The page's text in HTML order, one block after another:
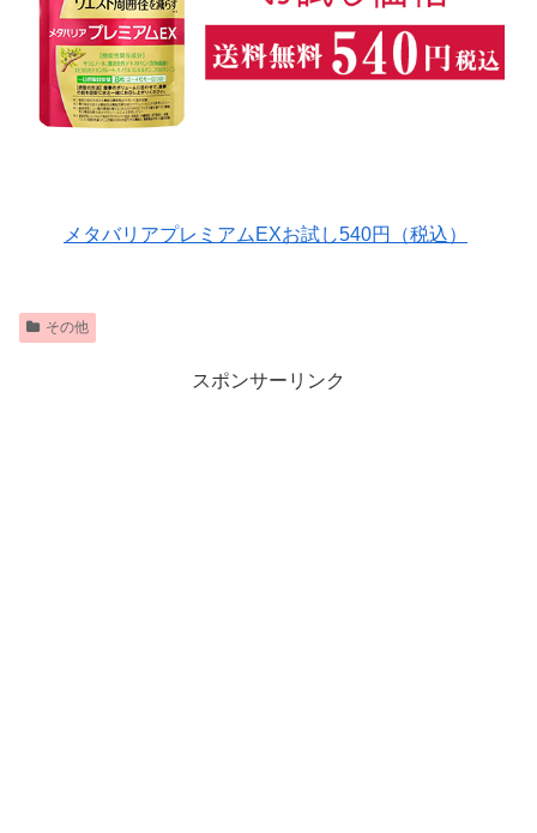
メタバリアプレミアムEXお試し540円（税込）
その他
スポンサーリンク